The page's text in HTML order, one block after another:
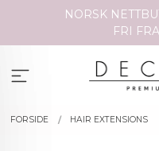
NORSK
FRI
FORSIDE HAIR EXTENSIONS